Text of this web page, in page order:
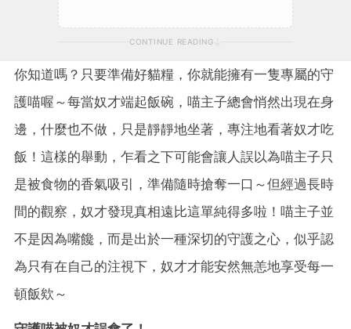
CONTINUE READING
你知道嗎？只要準備好貓糧，你就能擁有一隻專屬的守
護喵喔～每當奴才端起飯碗，喵主子總會悄然出現在身
邊，什麼也不做，只是靜靜地坐著，專注地看著奴才吃
飯！這樣的舉動，乍看之下可能會讓人誤以為喵主子只
是被食物的香氣吸引，準備隨時搶奪一口～但經過長時
間的觀察，奴才發現真相遠比這單純得多啦！喵主子並
不是因為嘴饞，而是出於一種深切的守護之心，似乎認
為只有在自己的注視下，奴才才能安然無恙地享受每一
頓飯欸～